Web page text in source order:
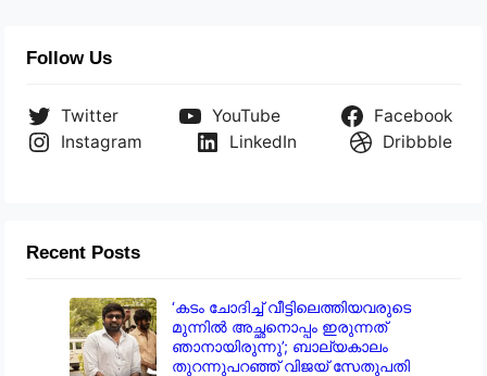
Follow Us
Twitter YouTube
Facebook
Instagram
LinkedIn Dribbble
Recent Posts
‘കടം ചോദിച്ച് വീട്ടിലെത്തിയവരുടെ
മുന്നിൽ അച്ഛനൊപ്പം ഇരുന്നത്
ഞാനായിരുന്നു’; ബാല്യകാലം
തുറന്നുപറഞ്ഞ് വിജയ് സേതുപതി